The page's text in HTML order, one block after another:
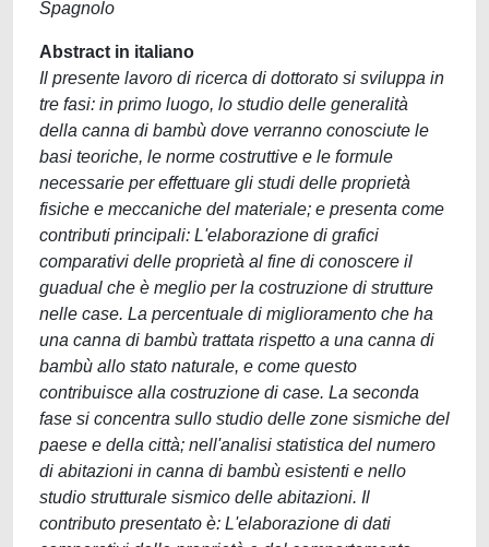
Spagnolo
Abstract in italiano
Il presente lavoro di ricerca di dottorato si sviluppa in
tre fasi: in primo luogo, lo studio delle generalità
della canna di bambù dove verranno conosciute le
basi teoriche, le norme costruttive e le formule
necessarie per effettuare gli studi delle proprietà
fisiche e meccaniche del materiale; e presenta come
contributi principali: L'elaborazione di grafici
comparativi delle proprietà al fine di conoscere il
guadual che è meglio per la costruzione di strutture
nelle case. La percentuale di miglioramento che ha
una canna di bambù trattata rispetto a una canna di
bambù allo stato naturale, e come questo
contribuisce alla costruzione di case. La seconda
fase si concentra sullo studio delle zone sismiche del
paese e della città; nell'analisi statistica del numero
di abitazioni in canna di bambù esistenti e nello
studio strutturale sismico delle abitazioni. Il
contributo presentato è: L'elaborazione di dati